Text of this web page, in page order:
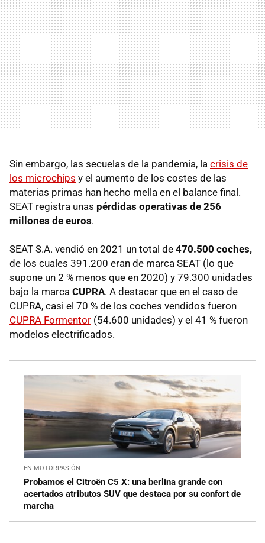
Sin embargo, las secuelas de la pandemia, la crisis de
los microchips y el aumento de los costes de las
materias primas han hecho mella en el balance final.
SEAT registra unas pérdidas operativas de 256
millones de euros.
SEAT S.A. vendió en 2021 un total de 470.500 coches,
de los cuales 391.200 eran de marca SEAT (lo que
supone un 2 % menos que en 2020) y 79.300 unidades
bajo la marca CUPRA. A destacar que en el caso de
CUPRA, casi el 70 % de los coches vendidos fueron
CUPRA Formentor (54.600 unidades) y el 41 % fueron
modelos electrificados.
EN MOTORPASIÓN
Probamos el Citroën C5 X: una berlina grande con
acertados atributos SUV que destaca por su confort de
marcha